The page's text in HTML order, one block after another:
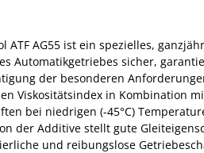
AG55 ist ein spezielles,
Automatikgetriebes sicher,
der besonderen
Viskositätsindex in Kombination
bei niedrigen (-45°C)
der Additive stellt gute
und reibungslose